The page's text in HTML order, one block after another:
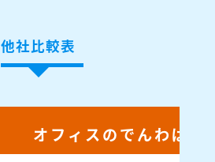
他社比較表
オフィスのでんわばん